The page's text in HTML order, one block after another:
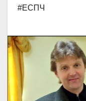
#ЕСПЧ